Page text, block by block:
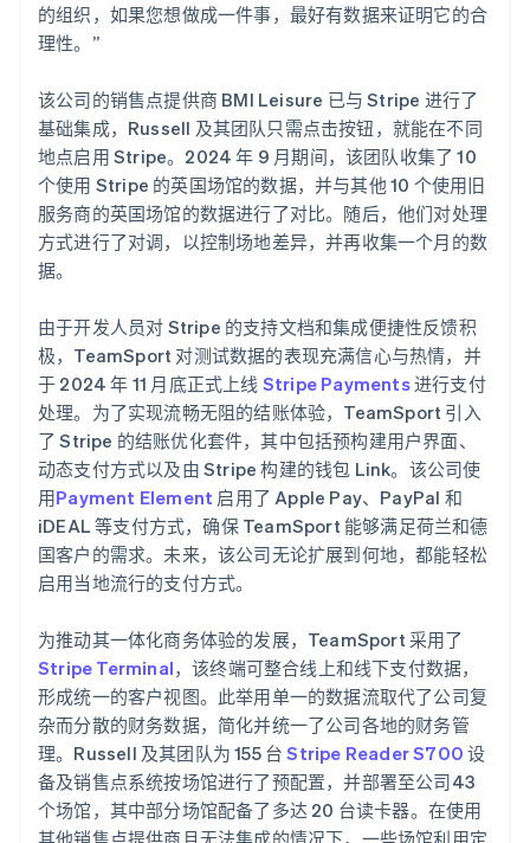
的组织，如果您想做成一件事，最好有数据来证明它的合
理性。”
该公司的销售点提供商 BMI Leisure 已与 Stripe 进行了
基础集成，Russell 及其团队只需点击按钮，就能在不同
地点启用 Stripe。2024 年 9 月期间，该团队收集了 10
个使用 Stripe 的英国场馆的数据，并与其他 10 个使用旧
服务商的英国场馆的数据进行了对比。随后，他们对处理
方式进行了对调，以控制场地差异，并再收集一个月的数
据。
由于开发人员对 Stripe 的支持文档和集成便捷性反馈积
极，TeamSport 对测试数据的表现充满信心与热情，并
于 2024 年 11 月底正式上线 Stripe Payments进行支付
处理。为了实现流畅无阻的结账体验，TeamSport 引入
了 Stripe 的结账优化套件，其中包括预构建用户界面、
动态支付方式以及由 Stripe 构建的钱包 Link。该公司使
用Payment Element 启用了 Apple Pay、PayPal 和
iDEAL 等支付方式，确保 TeamSport 能够满足荷兰和德
国客户的需求。未来，该公司无论扩展到何地，都能轻松
启用当地流行的支付方式。
为推动其一体化商务体验的发展，TeamSport 采用了
Stripe Terminal，该终端可整合线上和线下支付数据，
形成统一的客户视图。此举用单一的数据流取代了公司复
杂而分散的财务数据，简化并统一了公司各地的财务管
理。Russell 及其团队为 155 台Stripe Reader S700 设
备及销售点系统按场馆进行了预配置，并部署至公司43
个场馆，其中部分场馆配备了多达 20 台读卡器。在使用
其他销售点提供商且无法集成的情况下，一些场馆利用定